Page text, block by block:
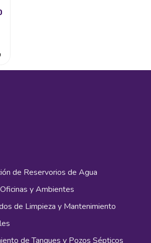
de Reservorios de Agua
y Ambientes
de Limpieza y Mantenimiento
de Tanques y Pozos Sépticos